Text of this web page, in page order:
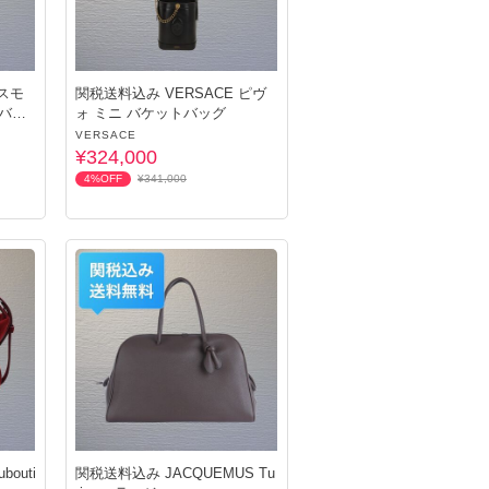
モ
ッ
関税送料込み VERSACE ピヴ
ォ ミニ バケットバッグ
VERSACE
¥324,000
4%OFF ¥341,000
関税送料込み JACQUEMUS Tu